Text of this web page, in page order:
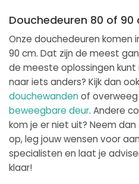
Douchedeuren 80 of 90
Onze douchedeuren komen
90 cm. Dat zijn de meest
de meeste oplossingen kunt
naar iets anders? Kijk dan
douchewandenof
beweegbare deur. Andere
kom je er niet uit? Neem
op, leg jouw wensen voor
specialisten en laat je
klaar!